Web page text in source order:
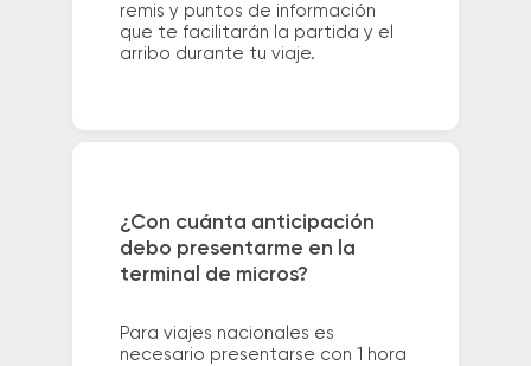
remis y puntos de información
que te facilitarán la partida y el
arribo durante tu viaje.
¿Con cuánta anticipación
debo presentarme en la
terminal de micros?
Para viajes nacionales es
necesario presentarse con 1 hora